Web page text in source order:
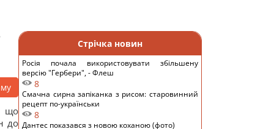
що
до
Стрічка новин
Росія почала використовувати збільшену
версію "Гербери", - Флеш
8
Смачна сирна запіканка з рисом: старовинний
рецепт по-українськи
8
Дантес показався з новою коханою (фото)